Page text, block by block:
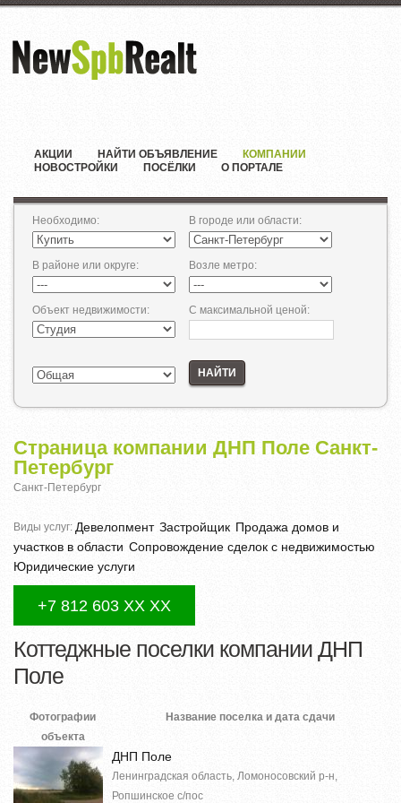
АКЦИИ НАЙТИ ОБЪЯВЛЕНИЕ
КОМПАНИИ
НОВОСТРОЙКИ
ПОСЁЛКИ О ПОРТАЛЕ
Необходимо: В городе или области:
В районе или округе: Возле метро:
Объект недвижимости: С максимальной ценой:
НАЙТИ
Страница компании ДНП Поле Санкт-
Петербург
Санкт-Петербург
Виды услуг: Девелопмент Застройщик Продажа домов и
участков в области Сопровождение сделок с недвижимостью
Юридические услуги
+7 812 603 XX XX
Коттеджные поселки компании ДНП
Поле
Фотографии
объекта
Название поселка и дата сдачи
ДНП Поле
Ленинградская область, Ломоносовский р-н,
Ропшинское с/пос